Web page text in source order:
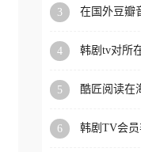
3 在国外豆瓣
4
韩剧tv对所
5
酷匠阅读在
6
韩剧TV会